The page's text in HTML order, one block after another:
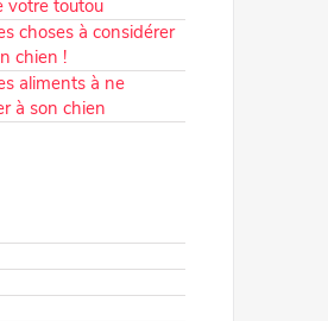
votre toutou
choses à considérer
chien !
aliments à ne
à son chien